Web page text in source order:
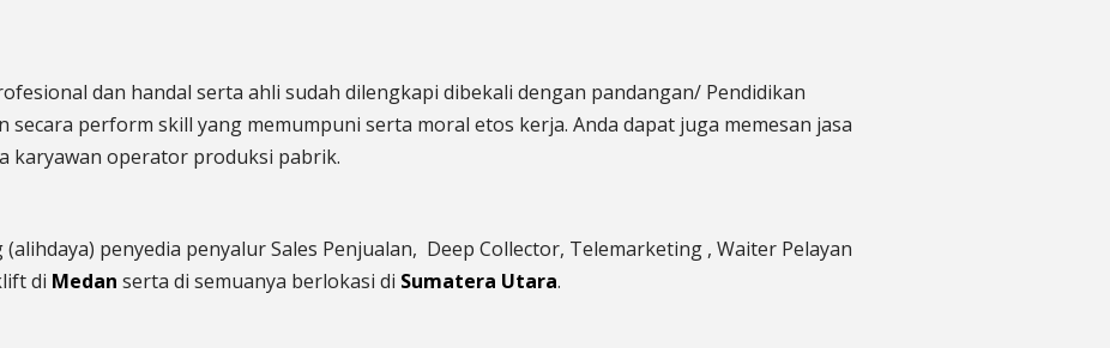
dan handal serta ahli sudah dilengkapi dibekali dengan pandangan/ Pendidikan
perform skill yang memumpuni serta moral etos kerja. Anda dapat juga memesan jasa
karyawan operator produksi pabrik.
penyedia penyalur Sales Penjualan, Deep Collector, Telemarketing , Waiter Pelayan
di Medan serta di semuanya berlokasi di Sumatera Utara.